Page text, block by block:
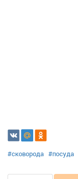
#сковорода #посуда